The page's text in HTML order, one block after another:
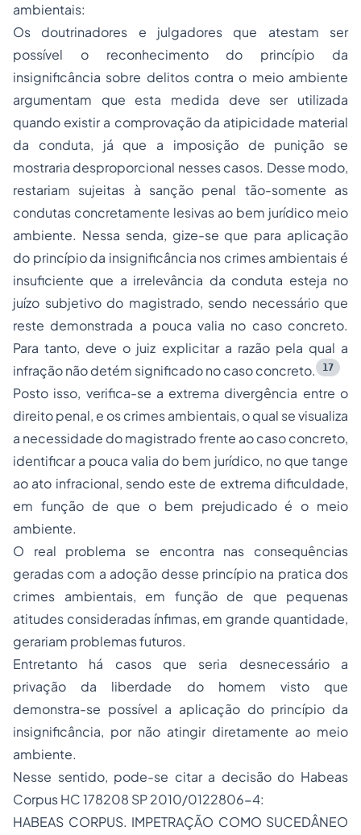
ambientais:
Os doutrinadores e julgadores que atestam ser
possível o reconhecimento do princípio da
insignificância sobre delitos contra o meio ambiente
argumentam que esta medida deve ser utilizada
quando existir a comprovação da atipicidade material
da conduta, já que a imposição de punição se
mostraria desproporcional nesses casos. Desse modo,
restariam sujeitas à sanção penal tão-somente as
condutas concretamente lesivas ao bem jurídico meio
ambiente. Nessa senda, gize-se que para aplicação
do princípio da insignificância nos crimes ambientais é
insuficiente que a irrelevância da conduta esteja no
juízo subjetivo do magistrado, sendo necessário que
reste demonstrada a pouca valia no caso concreto.
Para tanto, deve o juiz explicitar a razão pela qual a
infração não detém significado no caso concreto.
17
Posto isso, verifica-se a extrema divergência entre o
direito penal, e os crimes ambientais, o qual se visualiza
a necessidade do magistrado frente ao caso concreto,
identificar a pouca valia do bem jurídico, no que tange
ao ato infracional, sendo este de extrema dificuldade,
em função de que o bem prejudicado é o meio
ambiente.
O real problema se encontra nas consequências
geradas com a adoção desse princípio na pratica dos
crimes ambientais, em função de que pequenas
atitudes consideradas ínfimas, em grande quantidade,
gerariam problemas futuros.
Entretanto há casos que seria desnecessário a
privação da liberdade do homem visto que
demonstra-se possível a aplicação do princípio da
insignificância, por não atingir diretamente ao meio
ambiente.
Nesse sentido, pode-se citar a decisão do Habeas
Corpus HC 178208 SP 2010/0122806-4:
HABEAS CORPUS. IMPETRAÇÃO COMO SUCEDÂNEO